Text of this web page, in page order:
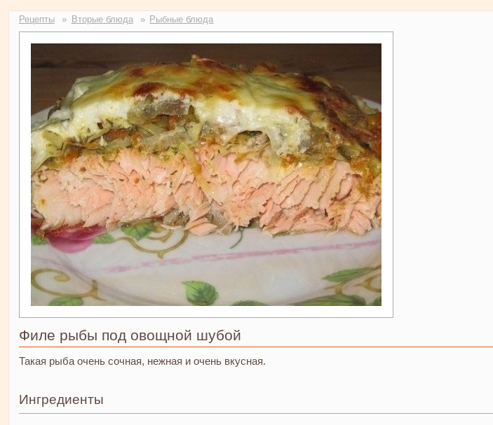
Рецепты Вторые блюда Рыбные блюда
Филе рыбы под овощной шубой
Такая рыба очень сочная, нежная и очень вкусная.
Ингредиенты